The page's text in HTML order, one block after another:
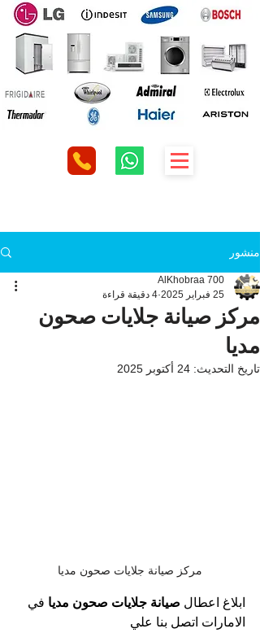
منشور
مركز صيانة جلايات صحون
مديا
AlKhobraa 700
25 فبراير 2025
4 دقيقة قراءة
تاريخ التحديث: 24 أكتوبر 2025
مركز صيانة جلايات صحون مديا
ابلاغ اعطال صيانة جلايات صحون مديا في
الامارات اتصل بنا علي